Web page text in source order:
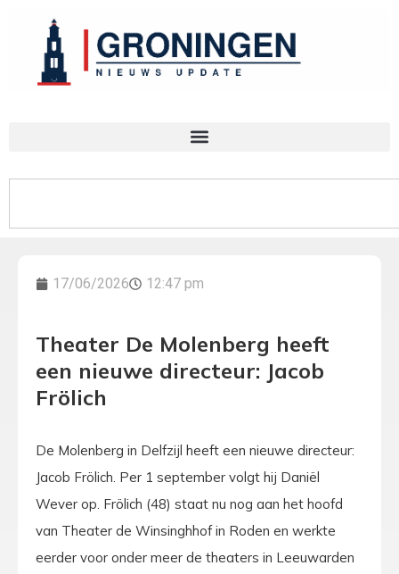
17/06/2026 12:47 pm
Theater De Molenberg heeft
een nieuwe directeur: Jacob
Frölich
De Molenberg in Delfzijl heeft een nieuwe directeur:
Jacob Frölich. Per 1 september volgt hij Daniël
Wever op. Frölich (48) staat nu nog aan het hoofd
van Theater de Winsinghhof in Roden en werkte
eerder voor onder meer de theaters in Leeuwarden